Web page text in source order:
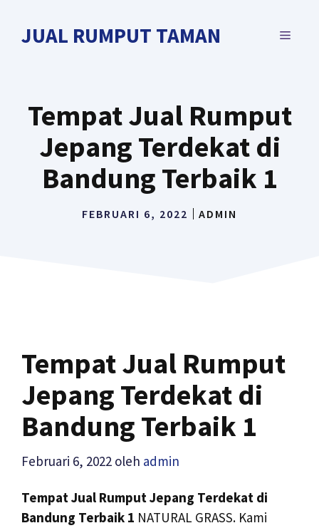
JUAL RUMPUT TAMAN MENU
Tempat Jual Rumput
Jepang Terdekat di
Bandung Terbaik 1
FEBRUARI 6, 2022 ADMIN
Tempat Jual Rumput
Jepang Terdekat di
Bandung Terbaik 1
Februari 6, 2022 oleh admin
Tempat Jual Rumput Jepang Terdekat di
Bandung Terbaik 1 NATURAL GRASS. Kami